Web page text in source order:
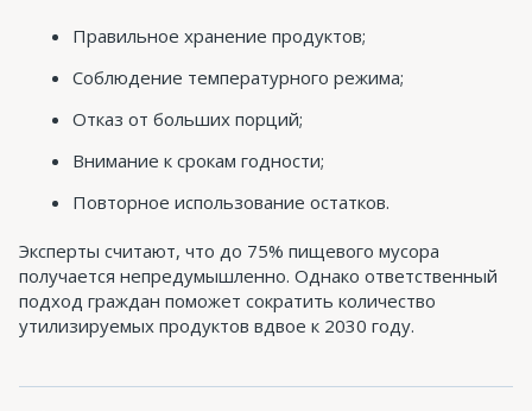
Правильное хранение продуктов;
Соблюдение температурного режима;
Отказ от больших порций;
Внимание к срокам годности;
Повторное использование остатков.
Эксперты считают, что до 75% пищевого мусора
получается непредумышленно. Однако ответственный
подход граждан поможет сократить количество
утилизируемых продуктов вдвое к 2030 году.